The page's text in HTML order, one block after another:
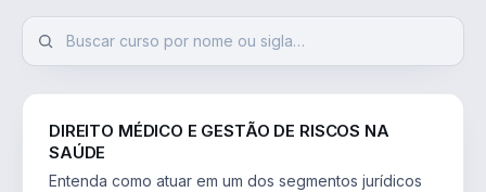
DIREITO MÉDICO E GESTÃO DE RISCOS NA
SAÚDE
Entenda como atuar em um dos segmentos jurídicos